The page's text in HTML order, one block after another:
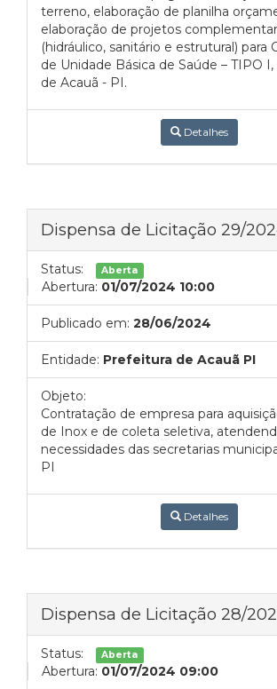
terreno, elaboração de planilha
elaboração de projetos
(hidráulico, sanitário e estrutural) para
de Unidade Básica de Saúde – TIPO
de Acauã - PI.
Detalhes
Dispensa de Licitação 29/
Status: Aberta
Abertura: 01/07/2024 10:00
Publicado em: 28/06/2024
Entidade: Prefeitura de Acauã PI
Objeto:
Contratação de empresa para
de Inox e de coleta seletiva,
necessidades das secretarias
PI
Detalhes
Dispensa de Licitação 28/
Status: Aberta
Abertura: 01/07/2024 09:00